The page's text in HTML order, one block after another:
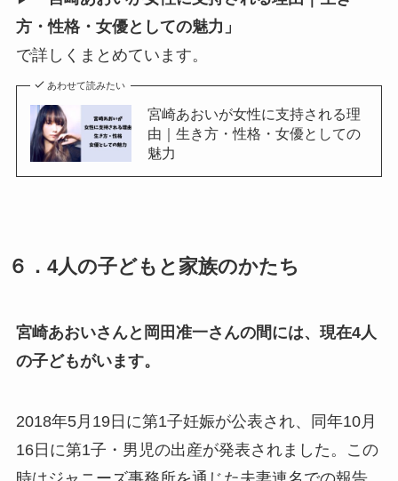
方・性格・女優としての魅力」
で詳しくまとめています。
あわせて読みたい
宮崎あおいが女性に支持される理
由｜生き方・性格・女優としての
魅力
６．4人の子どもと家族のかたち
宮崎あおいさんと岡田准一さんの間には、現在4人
の子どもがいます。
2018年5月19日に第1子妊娠が公表され、同年10月
16日に第1子・男児の出産が発表されました。この